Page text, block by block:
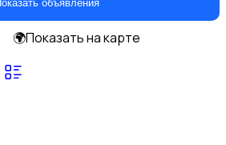
объявления
🌍Показать на карте